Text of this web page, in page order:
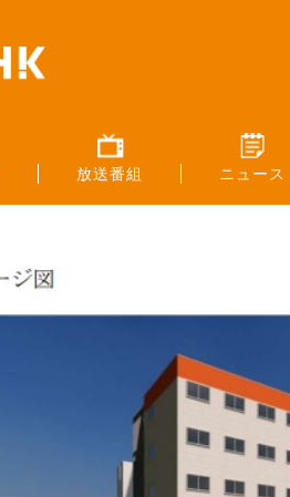
放送番組 ニュース